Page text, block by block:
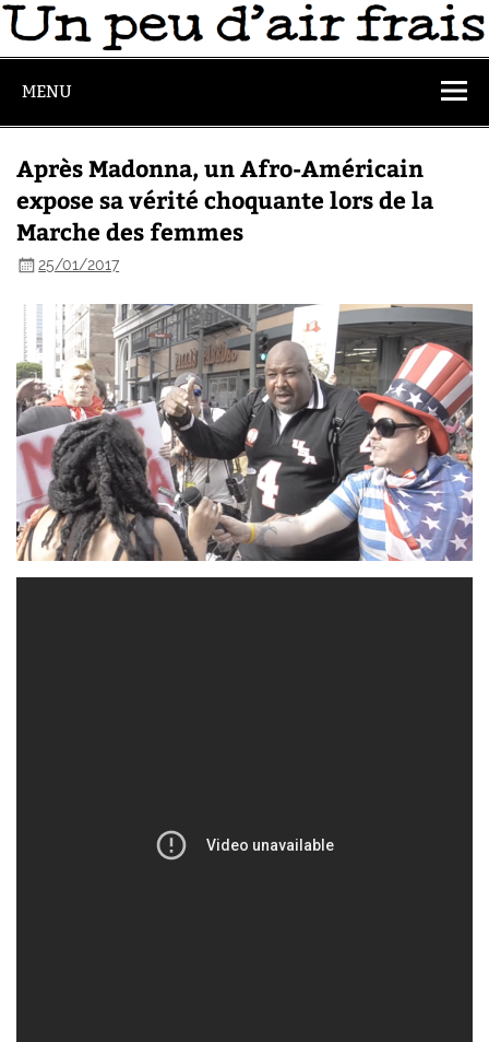
MENU
Après Madonna, un Afro-Américain
expose sa vérité choquante lors de la
Marche des femmes
25/01/2017